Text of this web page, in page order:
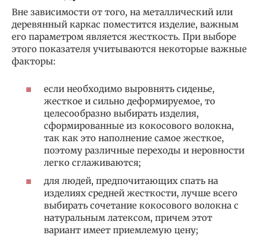
Вне зависимости от того, на металлический или
деревянный каркас поместится изделие, важным
его параметром является жесткость. При выборе
этого показателя учитываются некоторые важные
факторы:
если необходимо выровнять сиденье,
жесткое и сильно деформируемое, то
целесообразно выбирать изделия,
сформированные из кокосового волокна,
так как это наполнение самое жесткое,
поэтому различные переходы и неровности
легко сглаживаются;
для людей, предпочитающих спать на
изделиях средней жесткости, лучше всего
выбирать сочетание кокосового волокна с
натуральным латексом, причем этот
вариант имеет приемлемую цену;